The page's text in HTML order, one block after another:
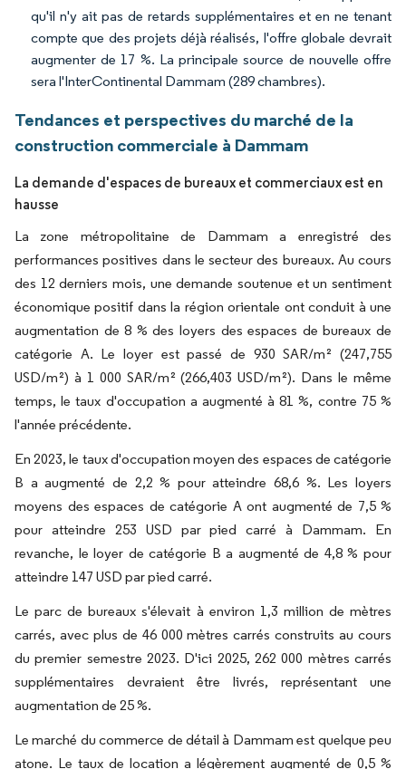
qu'il n'y ait pas de retards supplémentaires et en ne tenant
compte que des projets déjà réalisés, l'offre globale devrait
augmenter de 17 %. La principale source de nouvelle offre
sera l'InterContinental Dammam (289 chambres).
Tendances et perspectives du marché de la
construction commerciale à Dammam
La demande d'espaces de bureaux et commerciaux est en
hausse
La zone métropolitaine de Dammam a enregistré des
performances positives dans le secteur des bureaux. Au cours
des 12 derniers mois, une demande soutenue et un sentiment
économique positif dans la région orientale ont conduit à une
augmentation de 8 % des loyers des espaces de bureaux de
catégorie A. Le loyer est passé de 930 SAR/m² (247,755
USD/m²) à 1 000 SAR/m² (266,403 USD/m²). Dans le même
temps, le taux d'occupation a augmenté à 81 %, contre 75 %
l'année précédente.
En 2023, le taux d'occupation moyen des espaces de catégorie
B a augmenté de 2,2 % pour atteindre 68,6 %. Les loyers
moyens des espaces de catégorie A ont augmenté de 7,5 %
pour atteindre 253 USD par pied carré à Dammam. En
revanche, le loyer de catégorie B a augmenté de 4,8 % pour
atteindre 147 USD par pied carré.
Le parc de bureaux s'élevait à environ 1,3 million de mètres
carrés, avec plus de 46 000 mètres carrés construits au cours
du premier semestre 2023. D'ici 2025, 262 000 mètres carrés
supplémentaires devraient être livrés, représentant une
augmentation de 25 %.
Le marché du commerce de détail à Dammam est quelque peu
atone. Le taux de location a légèrement augmenté de 0,5 %